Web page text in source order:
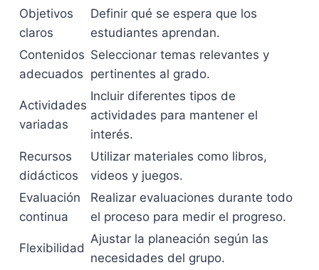
Objetivos
claros
Definir qué se espera que los
estudiantes aprendan.
Contenidos
adecuados
Seleccionar temas relevantes y
pertinentes al grado.
Actividades
variadas
Incluir diferentes tipos de
actividades para mantener el
interés.
Recursos
didácticos
Utilizar materiales como libros,
videos y juegos.
Evaluación
continua
Realizar evaluaciones durante todo
el proceso para medir el progreso.
Flexibilidad
Ajustar la planeación según las
necesidades del grupo.